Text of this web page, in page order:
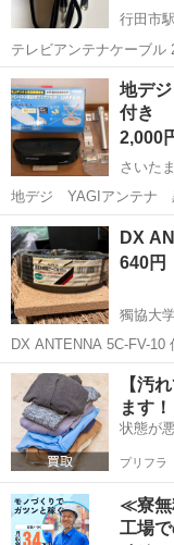
行田市駅
テレビアンテナケーブル 2m 色はブラッ
機で1660円で 購入しました
ケーブル長···2m～3m
埼玉 行田市 行
地デ
付き
2,000
さいた
地デジ YAGIアンテナ
ランダ取付金具は未使用
い。
埼玉 さいたま市
DX
640円
獨協大
DX ANTENNA 5C-FV-10 低損失同軸ケーブル 10m インピーダンス
75Ω 新品未使用です
埼玉 草加市 獨
DX ANTENNA
【汚
ます！
状態が
プリフラ
≪寮無
工場